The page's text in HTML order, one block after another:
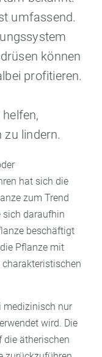
umfassend.
können
profitieren.
zu lindern.
hat sich die
zum Trend
sich daraufhin
beschäftigt
Pflanze mit
medizinisch nur
wird. Die
die ätherischen